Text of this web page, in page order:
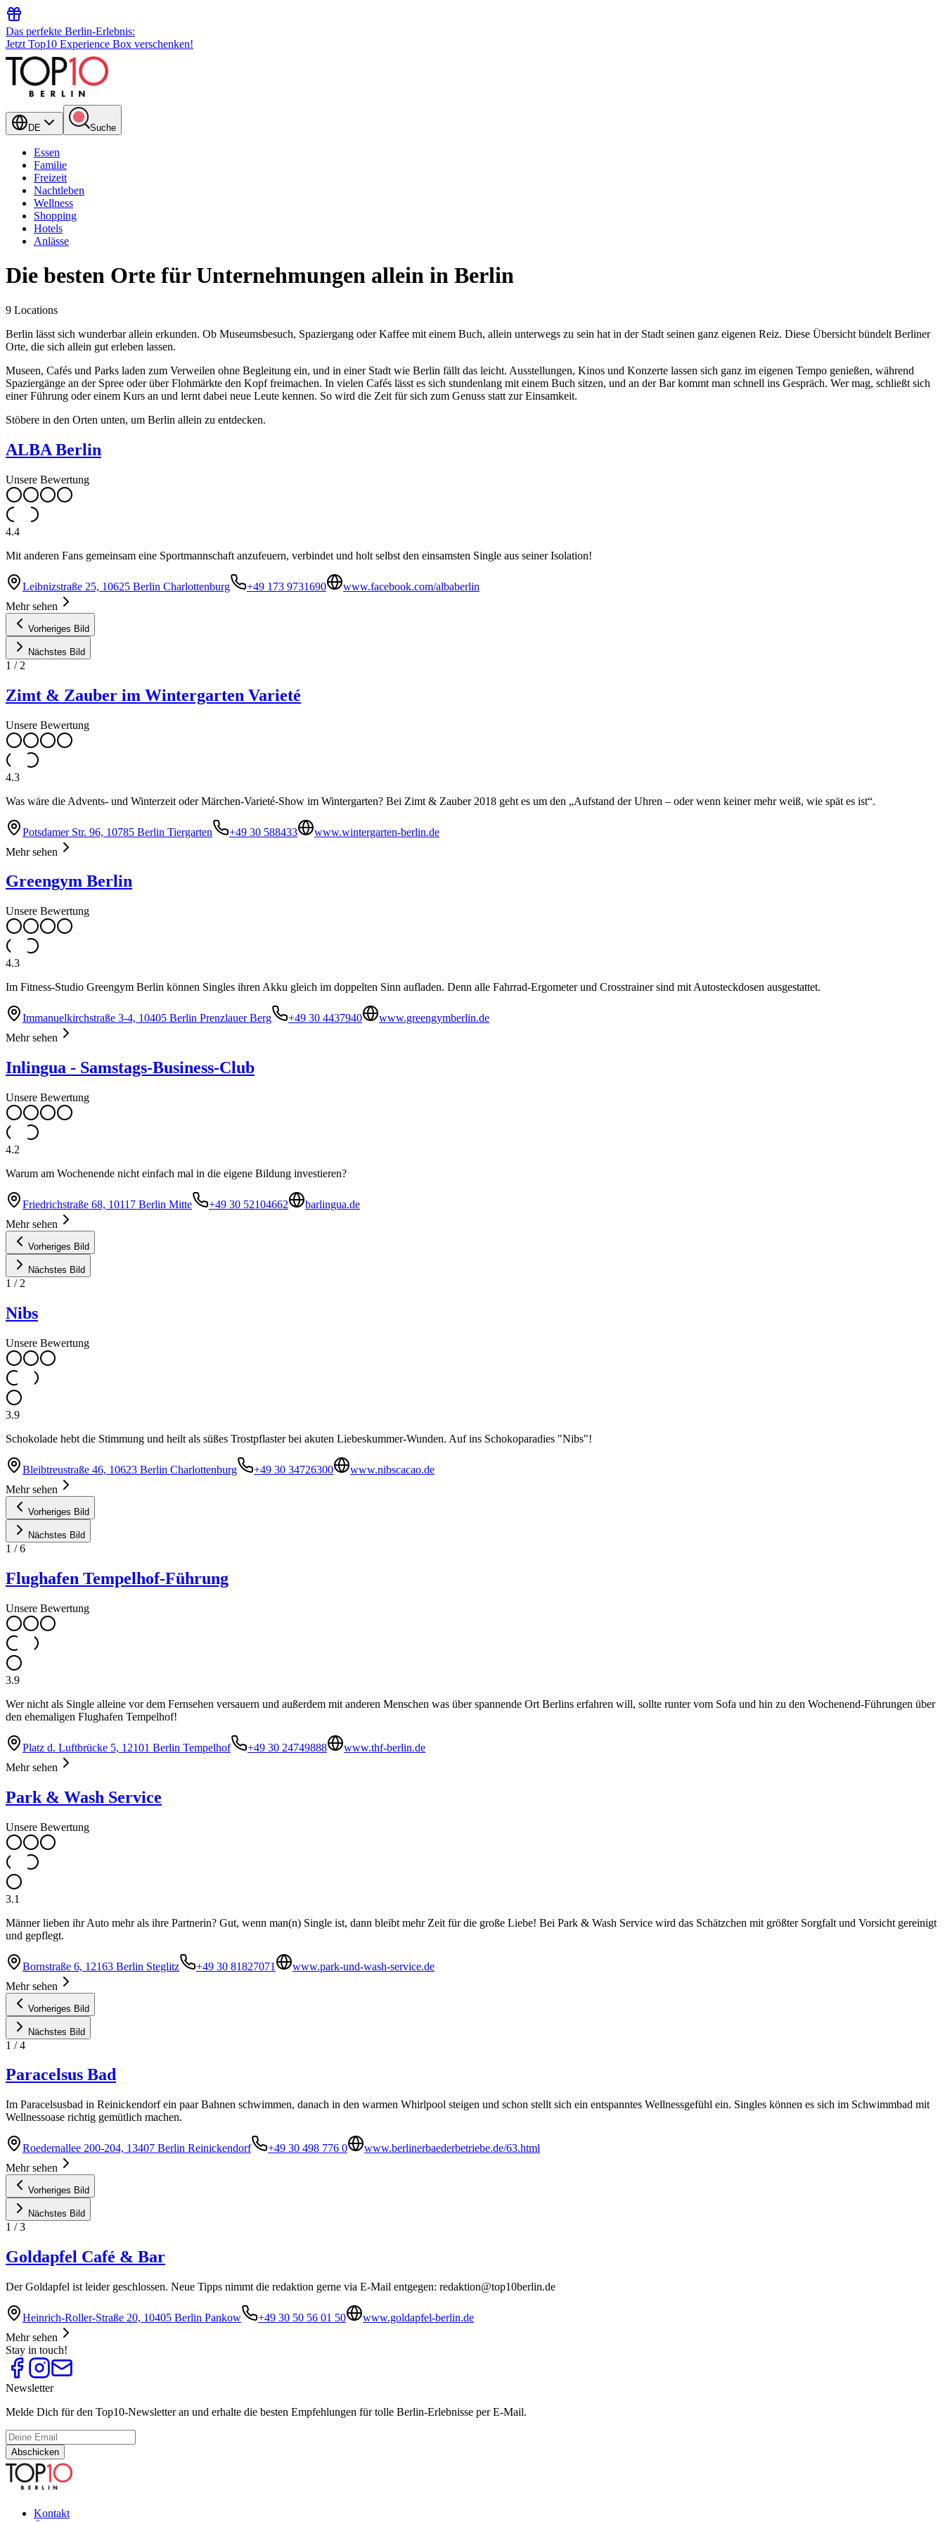
Das perfekte Berlin-Erlebnis:
Jetzt Top10 Experience Box verschenken!
DE Suche
Essen
Familie
Freizeit
Nachtleben
Wellness
Shopping
Hotels
Anlässe
Die besten Orte für Unternehmungen allein in Berlin
9 Locations
Berlin lässt sich wunderbar allein erkunden. Ob Museumsbesuch, Spaziergang oder Kaffee mit einem Buch, allein unterwegs zu sein hat in der Stadt seinen ganz eigenen Reiz. Diese Übersicht bündelt Berliner
Orte, die sich allein gut erleben lassen.
Museen, Cafés und Parks laden zum Verweilen ohne Begleitung ein, und in einer Stadt wie Berlin fällt das leicht. Ausstellungen, Kinos und Konzerte lassen sich ganz im eigenen Tempo genießen, während
Spaziergänge an der Spree oder über Flohmärkte den Kopf freimachen. In vielen Cafés lässt es sich stundenlang mit einem Buch sitzen, und an der Bar kommt man schnell ins Gespräch. Wer mag, schließt sich
einer Führung oder einem Kurs an und lernt dabei neue Leute kennen. So wird die Zeit für sich zum Genuss statt zur Einsamkeit.
Stöbere in den Orten unten, um Berlin allein zu entdecken.
ALBA Berlin
Unsere Bewertung
4.4
Mit anderen Fans gemeinsam eine Sportmannschaft anzufeuern, verbindet und holt selbst den einsamsten Single aus seiner Isolation!
Leibnizstraße 25, 10625 Berlin Charlottenburg +49 173 9731690
www.facebook.com/albaberlin
Mehr sehen
Vorheriges Bild
Nächstes Bild
1 / 2
Zimt & Zauber im Wintergarten Varieté
Unsere Bewertung
4.3
Was wäre die Advents- und Winterzeit oder Märchen-Varieté-Show im Wintergarten? Bei Zimt & Zauber 2018 geht es um den „Aufstand der Uhren – oder wenn keiner mehr weiß, wie spät es ist“.
Potsdamer Str. 96, 10785 Berlin Tiergarten +49 30 588433
www.wintergarten-berlin.de
Mehr sehen
Greengym Berlin
Unsere Bewertung
4.3
Im Fitness-Studio Greengym Berlin können Singles ihren Akku gleich im doppelten Sinn aufladen. Denn alle Fahrrad-Ergometer und Crosstrainer sind mit Autosteckdosen ausgestattet.
Immanuelkirchstraße 3-4, 10405 Berlin Prenzlauer Berg +49 30 4437940
www.greengymberlin.de
Mehr sehen
Inlingua - Samstags-Business-Club
Unsere Bewertung
4.2
Warum am Wochenende nicht einfach mal in die eigene Bildung investieren?
Friedrichstraße 68, 10117 Berlin Mitte +49 30 52104662
barlingua.de
Mehr sehen
Vorheriges Bild
Nächstes Bild
1 / 2
Nibs
Unsere Bewertung
3.9
Schokolade hebt die Stimmung und heilt als süßes Trostpflaster bei akuten Liebeskummer-Wunden. Auf ins Schokoparadies "Nibs"!
Bleibtreustraße 46, 10623 Berlin Charlottenburg +49 30 34726300
www.nibscacao.de
Mehr sehen
Vorheriges Bild
Nächstes Bild
1 /6
Flughafen Tempelhof-Führung
Unsere Bewertung
3.9
Wer nicht als Single alleine vor dem Fernsehen versauern und außerdem mit anderen Menschen was über spannende Ort Berlins erfahren will, sollte runter vom Sofa und hin zu den Wochenend-Führungen über
den ehemaligen Flughafen Tempelhof!
Platz d. Luftbrücke 5, 12101 Berlin Tempelhof +49 30 24749888
www.thf-berlin.de
Mehr sehen
Park & Wash Service
Unsere Bewertung
3.1
Männer lieben ihr Auto mehr als ihre Partnerin? Gut, wenn man(n) Single ist, dann bleibt mehr Zeit für die große Liebe! Bei Park & Wash Service wird das Schätzchen mit größter Sorgfalt und Vorsicht gereinigt
und gepflegt.
Bornstraße 6, 12163 Berlin Steglitz +49 30 81827071
www.park-und-wash-service.de
Mehr sehen
Vorheriges Bild
Nächstes Bild
1 /4
Paracelsus Bad
Im Paracelsusbad in Reinickendorf ein paar Bahnen schwimmen, danach in den warmen Whirlpool steigen und schon stellt sich ein entspanntes Wellnessgefühl ein. Singles können es sich im Schwimmbad mit
Wellnessoase richtig gemütlich machen.
Roedernallee 200-204, 13407 Berlin Reinickendorf +49 30 498 776 0
www.berlinerbaederbetriebe.de/63.html
Mehr sehen
Vorheriges Bild
Nächstes Bild
1 /3
Goldapfel Café & Bar
Der Goldapfel ist leider geschlossen. Neue Tipps nimmt die redaktion gerne via E-Mail entgegen: redaktion@top10berlin.de
Heinrich-Roller-Straße 20, 10405 Berlin Pankow +49 30 50 56 01 50
www.goldapfel-berlin.de
Mehr sehen
Stay in touch!
Newsletter
Melde Dich für den Top10-Newsletter an und erhalte die besten Empfehlungen für tolle Berlin-Erlebnisse per E-Mail.
Abschicken
Kontakt